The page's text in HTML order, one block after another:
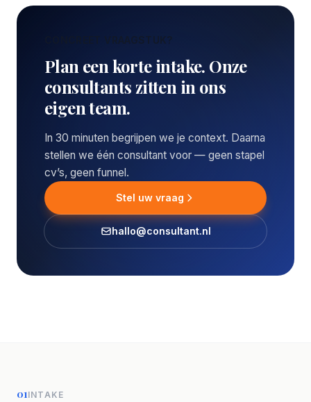
CONCREET VRAAGSTUK?
Plan een korte intake. Onze
consultants zitten in ons
eigen team.
In 30 minuten begrijpen we je context. Daarna
stellen we één consultant voor — geen stapel
cv’s, geen funnel.
Stel uw vraag
hallo@consultant.nl
01INTAKE